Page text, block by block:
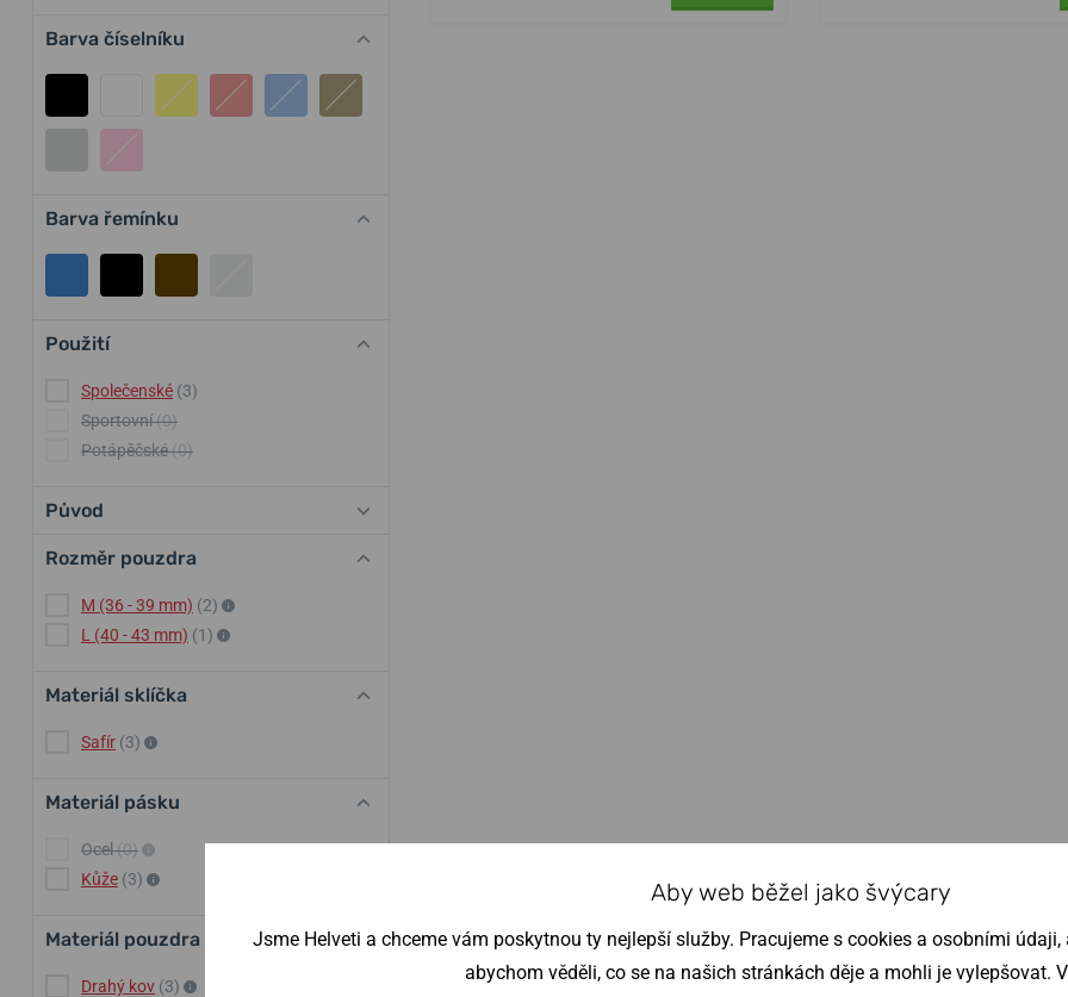
Barva číselníku
Barva řemínku
Použití
Společenské (3)
Sportovní(0)
Potápěčské(0)
Původ
Rozměr pouzdra
M (36 - 39 mm) (2)
L (40 - 43 mm) (1)
Materiál sklíčka
Safír (3)
Materiál pásku
Ocel(0)
Kůže (3)
Materiál pouzdra
Drahý kov (3)
Aby web běžel jako švýcary
Jsme Helveti a chceme vám poskytnou ty nejlepší služby. Pracujeme s cookies a osobními
abychom věděli, co se na našich stránkách děje a mohli je vylepšovat.